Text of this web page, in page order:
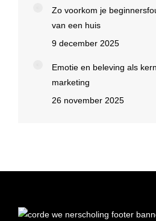
Zo voorkom je
van een huis
9 december 2025
Emotie en beleving als
marketing
26 november 2025